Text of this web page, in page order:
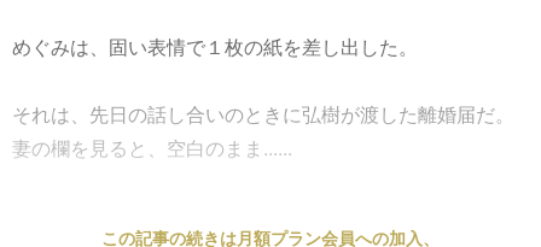
めぐみは、固い表情で１枚の紙を差し出した。
それは、先日の話し合いのときに弘樹が渡した離婚届だ。
妻の欄を見ると、空白のまま......
この記事の続きは月額プラン会員への加入、